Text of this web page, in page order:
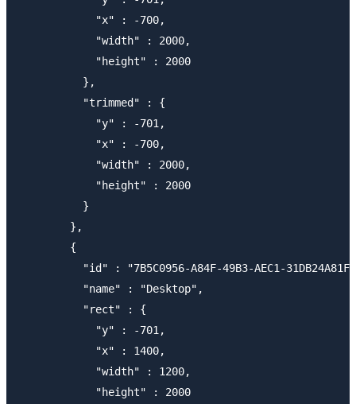
            "x" : -700,
            "width" : 2000,
            "height" : 2000
          },
          "trimmed" : {
            "y" : -701,
            "x" : -700,
            "width" : 2000,
            "height" : 2000
          }
        },
        {
"id" : "7B5C0956-A84F-49B3-AEC1-
          "name" : "Desktop",
          "rect" : {
            "y" : -701,
            "x" : 1400,
            "width" : 1200,
            "height" : 2000